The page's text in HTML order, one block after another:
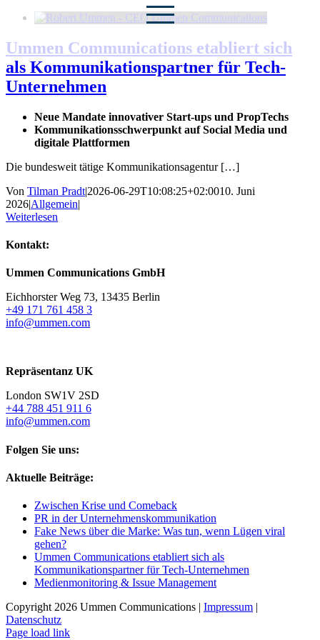
Zum
springen
Ummen Communications etabliert sich
als Kommunikationspartner für Tech-
Unternehmen
Neue Mandate innovativer Start-ups und PropTechs
Kommunikationsschwerpunkt auf Social Media und
digitale Plattformen
Die bundesweit tätige Kommunikationsagentur […]
Von Tilman Pradt|2026-06-29T10:08:25+02:0010. Juni
2026|Allgemein|
Weiterlesen
Kontakt:
Ummen Communications GmbH
Eichhorster Weg 73, 13435 Berlin
+49 171 761 458 3
info@ummen.com
Repräsentanz UK
London SW1V 2SD
+44 788 451 911 6
info@ummen.com
Folgen Sie uns:
Aktuelle Beiträge:
Zwischen Krise und Comeback
PR in der Unternehmenskommunikation
Fake News über die Marke: Was tun, wenn Lügen viral
gehen?
Ummen Communications etabliert sich als
Kommunikationspartner für Tech-Unternehmen
Medienmonitoring & Issue Management
Copyright 2026 Ummen Communications | Impressum |
Datenschutz
Page load link